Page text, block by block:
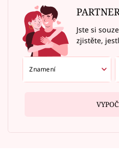
Jste si
zjistěte,